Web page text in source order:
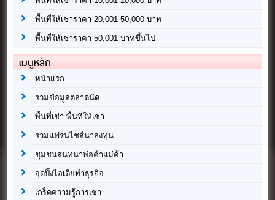
พื้นที่ให้เช่าราคา 20,001-50,000 บาท
พื้นที่ให้เช่าราคา 50,001 บาทขึ้นไป
เมนูหลัก
หน้าแรก
รวมข้อมูลตลาดนัด
พื้นที่เช่า พื้นที่ให้เช่า
รวมแฟรนไชส์น่าลงทุน
ชุมชนสนทนาพ่อค้าแม่ค้า
จุดปิ๊งไอเดียทำธุรกิจ
เกร็ดความรู้การเช่า